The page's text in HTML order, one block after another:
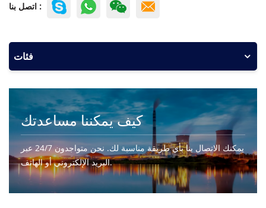
اتصل بنا :
فئات
كيف يمكننا مساعدتك
يمكنك الاتصال بنا بأي طريقة مناسبة لك. نحن متواجدون 24/7 عبر
البريد الإلكتروني أو الهاتف.
اتصل بنا